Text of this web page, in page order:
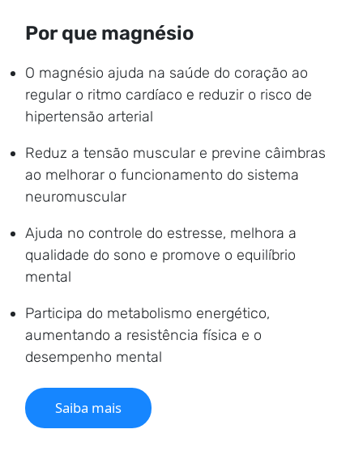
Por que magnésio
O magnésio ajuda na saúde do coração ao
regular o ritmo cardíaco e reduzir o risco de
hipertensão arterial
Reduz a tensão muscular e previne câimbras
ao melhorar o funcionamento do sistema
neuromuscular
Ajuda no controle do estresse, melhora a
qualidade do sono e promove o equilíbrio
mental
Participa do metabolismo energético,
aumentando a resistência física e o
desempenho mental
Saiba mais